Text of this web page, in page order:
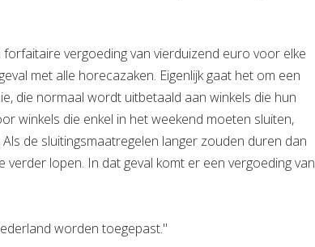
vergoeding van vierduizend euro voor elke
met alle horecazaken. Eigenlijk gaat het om een
die normaal wordt uitbetaald aan winkels die hun
winkels die enkel in het weekend moeten sluiten,
de sluitingsmaatregelen langer zouden duren dan
lopen. In dat geval komt er een vergoeding van
worden toegepast."